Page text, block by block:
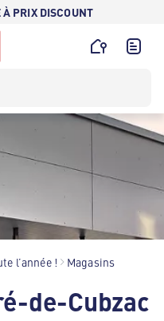
PRIX DISCOUNT
l’année ! Magasins
de-Cubzac